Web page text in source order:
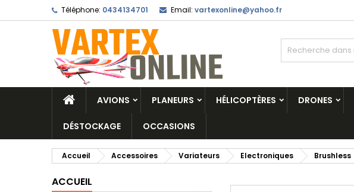
Téléphone: 0434134701 Email: vartexonline@yahoo.fr
AVIONS PLANEURS HÉLICOPTÈRES DRONES
DÉSTOCKAGE OCCASIONS
Accueil Accessoires Variateurs Electroniques Brushless
ACCUEIL